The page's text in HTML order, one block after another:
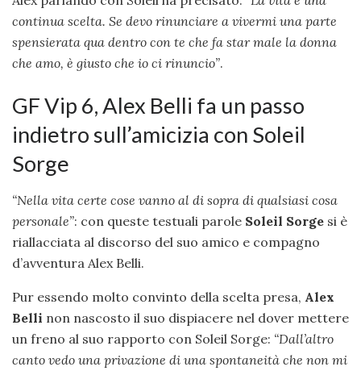
continua scelta. Se devo rinunciare a vivermi una parte
spensierata qua dentro con te che fa star male la donna
che amo, è giusto che io ci rinuncio”.
GF Vip 6, Alex Belli fa un passo
indietro sull’amicizia con Soleil
Sorge
“Nella vita certe cose vanno al di sopra di qualsiasi cosa
personale”: con queste testuali parole Soleil Sorge si è
riallacciata al discorso del suo amico e compagno
d’avventura Alex Belli.
Pur essendo molto convinto della scelta presa, Alex
Belli non nascosto il suo dispiacere nel dover mettere
un freno al suo rapporto con Soleil Sorge: “Dall’altro
canto vedo una privazione di una spontaneità che non mi